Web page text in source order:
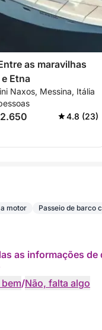
as maravilhas
Etna
Naxos, Messina, Itália
4.8 (23)
motor Passeio de barco
as informações de
/Não, falta algo